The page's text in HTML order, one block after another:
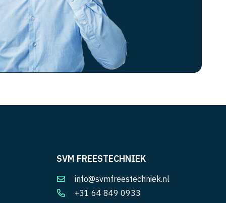
SVM FREESTECHNIEK
info@svmfreestechniek.nl
+31 64 849 0933